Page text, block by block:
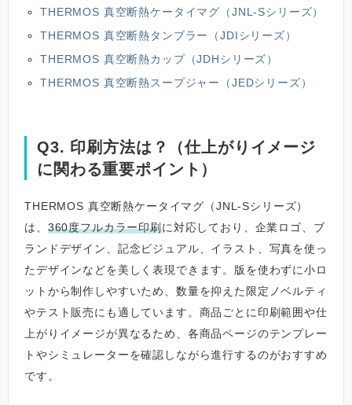
THERMOS 真空断熱ケータイマグ（JNL-Sシリーズ）
THERMOS 真空断熱タンブラー（JDIシリーズ）
THERMOS 真空断熱カップ（JDHシリーズ）
THERMOS 真空断熱スープジャー（JEDシリーズ）
Q3. 印刷方法は？（仕上がりイメージ
に関わる重要ポイント）
THERMOS 真空断熱ケータイマグ（JNL-Sシリーズ）
は、 360度フルカラー印刷に対応しており、企業ロゴ、ブ
ランドデザイン、記念ビジュアル、イラスト、写真を使っ
たデザインなどを美しく表現できます。版を使わずに小ロ
ットから制作しやすいため、数量を抑えた限定ノベルティ
やテスト販売にも適しています。商品ごとに印刷範囲や仕
上がりイメージが異なるため、各商品ページのテンプレー
トやシミュレーターを確認しながら進行するのがおすすめ
です。